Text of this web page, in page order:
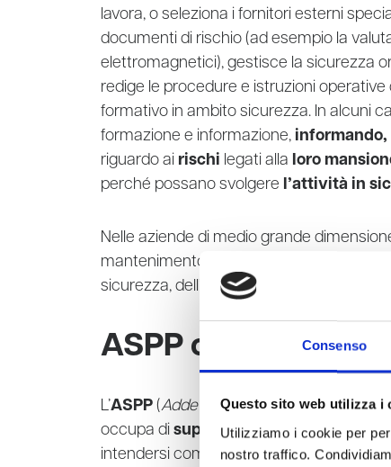
Consenso
Questo sito web utilizza i
Utilizziamo i cookie per
nostro traffico.
lavora, o seleziona i fornitori esterni
documenti di rischio (ad esempio la
elettromagnetici), gestisce la sicurezza
redige le procedure e istruzioni
formativo in ambito sicurezza. In alcuni
formazione e informazione, informando,
riguardo ai rischi legati alla loro
perché possano svolgere l’attività in
Nelle aziende di medio grande
mantenimento di uno o più sistemi di
sicurezza, dell’ambiente e della qualità.
ASPP chi è?
L’ASPP (Addetto Servizio Prevenzione e
occupa di supportareil RSPP nello
intendersi come unafigura